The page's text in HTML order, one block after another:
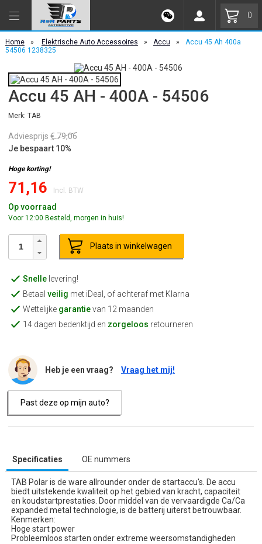
0
Home » Elektrische Auto Accessoires » Accu »
Accu 45 Ah 400a
54506 1238325
Accu 45 AH - 400A - 54506
Merk: TAB
Adviesprijs € 79,06
Je bespaart 10%
Hoge korting!
71,16 Incl. BTW
Op voorraad
Voor 12:00 Besteld, morgen in huis!
Plaats in winkelwagen
Snellelevering!
Betaal veilig met iDeal, of achteraf met Klarna
Wettelijke garantievan 12 maanden
14 dagen bedenktijd en zorgeloos retourneren
Heb je een vraag? Vraag het mij!
Past deze op mijn auto?
Specificaties OE nummers
TAB Polar is de ware allrounder onder de startaccu's. De accu
biedt uitstekende kwaliteit op het gebied van kracht, capaciteit
en koudstartprestaties. Door middel van de vervaardigde Ca/Ca
expanded metal technologie, is de batterij uiterst betrouwbaar.
Kenmerken:
Hoge start power
Probleemloos starten onder extreme weersomstandigheden